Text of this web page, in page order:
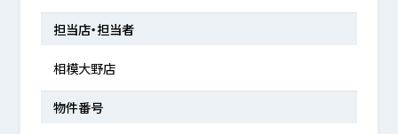
担当店・担当者
相模大野店
物件番号